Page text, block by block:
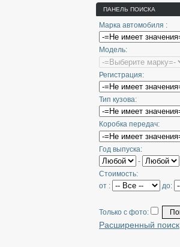
ПАНЕЛЬ ПОИСКА
Марка автомобиля :
Модель:
Регистрация:
Тип кузова:
Коробка передач:
Год выпуска:
-
Стоимость:
от :
до:
Только с фото:
Расширенный поиск